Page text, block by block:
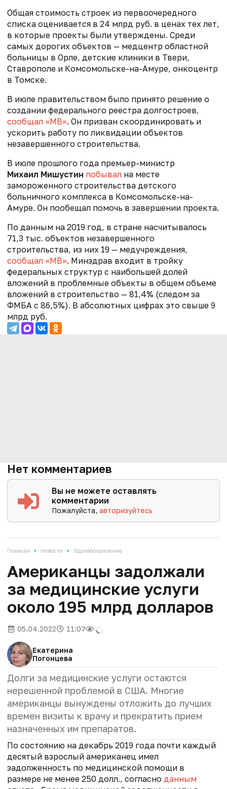
Общая стоимость строек из первоочередного
списка оценивается в 24 млрд руб. в ценах тех лет,
в которые проекты были утверждены. Среди
самых дорогих объектов — медцентр областной
больницы в Орле, детские клиники в Твери,
Ставрополе и Комсомольске-на-Амуре, онкоцентр
в Томске.
В июле правительством было принято решение о
создании федерального реестра долгостроев,
сообщал «МВ». Он призван скоординировать и
ускорить работу по ликвидации объектов
незавершенного строительства.
В июле прошлого года премьер-министр
Михаил Мишустин побывал на месте
замороженного строительства детского
больничного комплекса в Комсомольске-на-
Амуре. Он пообещал помочь в завершении проекта.
По данным на 2019 год, в стране насчитывалось
71,3 тыс. объектов незавершенного
строительства, из них 19 — медучреждения,
сообщал «МВ». Минздрав входит в тройку
федеральных структур с наибольшей долей
вложений в проблемные объекты в общем объеме
вложений в строительство — 81,4% (следом за
ФМБА с 86,5%). В абсолютных цифрах это свыше 9
млрд руб.
Нет комментариев
Вы не можете оставлять
комментарии
Пожалуйста,авторизуйтесь
Главная • Новости • Здравоохранение
Американцы задолжали
за медицинские услуги
около 195 млрд долларов
05.04.2022 11:07
Екатерина
Погонцева
Долги за медицинские услуги остаются
нерешенной проблемой в США. Многие
американцы вынуждены отложить до лучших
времен визиты к врачу и прекратить прием
назначенных им препаратов.
По состоянию на декабрь 2019 года почти каждый
десятый взрослый американец имел
задолженность по медицинской помощи в
размере не менее 250 долл., согласно данным